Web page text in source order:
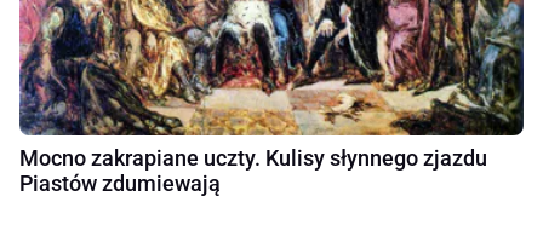
Mocno zakrapiane uczty. Kulisy słynnego zjazdu
Piastów zdumiewają